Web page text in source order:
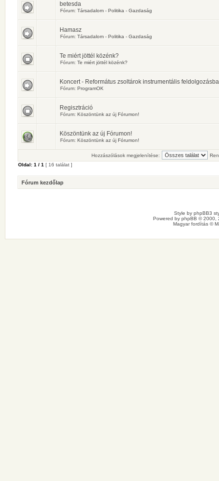
betesda
Fórum: Társadalom - Politika - Gazdaság
Hamasz
Fórum: Társadalom - Politika - Gazdaság
Te miért jöttél közénk?
Fórum: Te miért jöttél közénk?
Koncert - Református zsoltárok instrumentális
Fórum: ProgramOK
Regisztráció
Fórum: Köszöntünk az új Fórumon!
Köszöntünk az új Fórumon!
Fórum: Köszöntünk az új Fórumon!
Hozzászólások megjelenítése:
Oldal: 1 / 1 [ 16 találat ]
Fórum kezdőlap
Style by phpBB3
Powered by phpBB © 2000,
Magyar fordítás ©